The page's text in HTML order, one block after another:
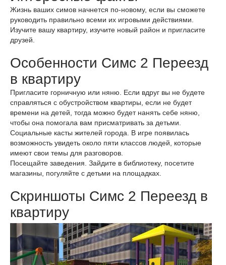
Жизнь ваших симов начнется по-новому, если вы сможете
руководить правильно всеми их игровыми действиями.
Изучите вашу квартиру, изучите новый район и пригласите
друзей.
Особенности Симс 2 Переезд
в квартиру
Пригласите горничную или няню. Если вдруг вы не будете
справляться с обустройством квартиры, если не будет
времени на детей, тогда можно будет нанять себе няню,
чтобы она помогала вам присматривать за детьми.
Социальные касты жителей города. В игре появилась
возможность увидеть около пяти классов людей, которые
имеют свои темы для разговоров.
Посещайте заведения. Зайдите в библиотеку, посетите
магазины, погуляйте с детьми на площадках.
Скриншоты Симс 2 Переезд в
квартиру